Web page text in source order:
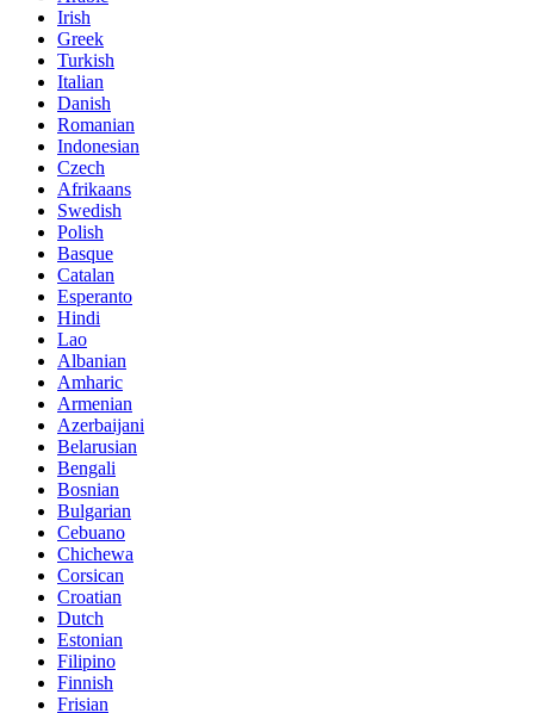
Irish
Greek
Turkish
Italian
Danish
Romanian
Indonesian
Czech
Afrikaans
Swedish
Polish
Basque
Catalan
Esperanto
Hindi
Lao
Albanian
Amharic
Armenian
Azerbaijani
Belarusian
Bengali
Bosnian
Bulgarian
Cebuano
Chichewa
Corsican
Croatian
Dutch
Estonian
Filipino
Finnish
Frisian